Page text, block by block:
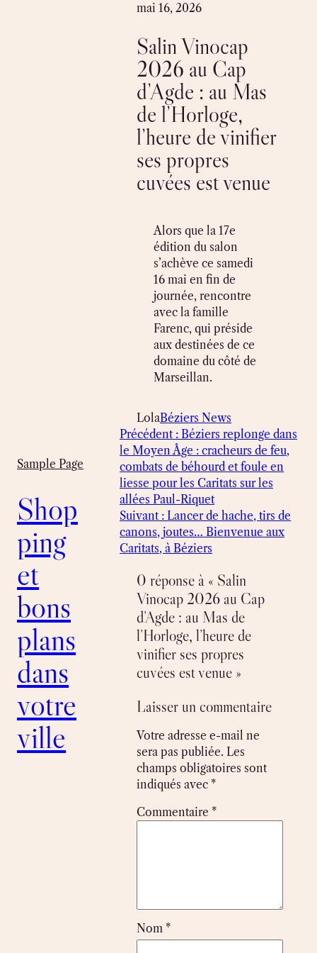
Sample Page
Shop
ping
et
bons
plans
dans
votre
ville
mai 16, 2026
Salin Vinocap
2026 au Cap
d’Agde : au Mas
de l’Horloge,
l’heure de vinifier
ses propres
cuvées est venue
Alors que la 17e
édition du salon
s’achève ce samedi
16 mai en fin de
journée, rencontre
avec la famille
Farenc, qui préside
aux destinées de ce
domaine du côté de
Marseillan.
LolaBéziers News
Précédent : Béziers replonge dans
le Moyen Âge : cracheurs de feu,
combats de béhourd et foule en
liesse pour les Caritats sur les
allées Paul-Riquet
Suivant : Lancer de hache, tirs de
canons, joutes… Bienvenue aux
Caritats, à Béziers
0 réponse à « Salin
Vinocap 2026 au Cap
d’Agde : au Mas de
l’Horloge, l’heure de
vinifier ses propres
cuvées est venue »
Laisser un commentaire
Votre adresse e-mail ne
sera pas publiée. Les
champs obligatoires sont
indiqués avec *
Commentaire *
Nom *